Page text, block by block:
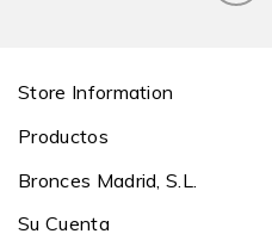
Store Information
Productos
Bronces Madrid, S.L.
Su Cuenta